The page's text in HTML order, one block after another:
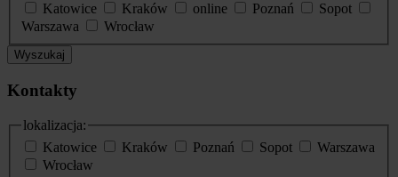
Katowice
Kraków online Poznań
Sopot
Warszawa
Wrocław
Wyszukaj
Kontakty
lokalizacja:
Katowice
Kraków Poznań Sopot
Warszawa
Wrocław